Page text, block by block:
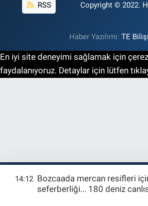
RSS Copyright © 2022.
Haber Yazılımı: TE
En iyi site deneyimi sağlamak için
faydalanıyoruz. Detaylar için lütfen
14:12 Bozcaada mercan resifleri
seferberliği... 180 deniz